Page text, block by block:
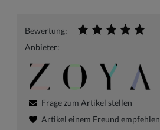
Bewertung:
Anbieter:
Frage zum Artikel stellen
Artikel einem Freund empfehlen